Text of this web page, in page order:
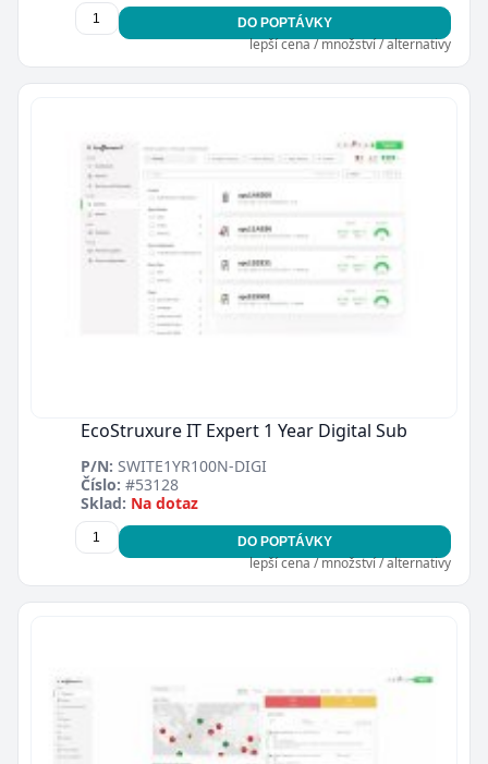
DO POPTÁVKY
lepší cena / množství / alternativy
EcoStruxure IT Expert 1 Year Digital Sub
P/N: SWITE1YR100N-DIGI
Číslo: #53128
Sklad: Na dotaz
DO POPTÁVKY
lepší cena / množství / alternativy